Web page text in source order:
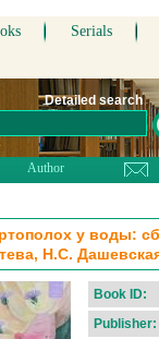
Serials
Detailed search
Author
у воды:
Н.С.
Book ID:
Publisher: